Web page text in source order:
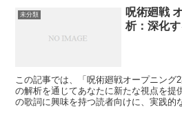
未分類
呪術廻戦
析：深化
この記事では、「呪術廻戦オープニング
の解析を通じてあなたに新たな視点を提
の歌詞に興味を持つ読者向けに、実践的